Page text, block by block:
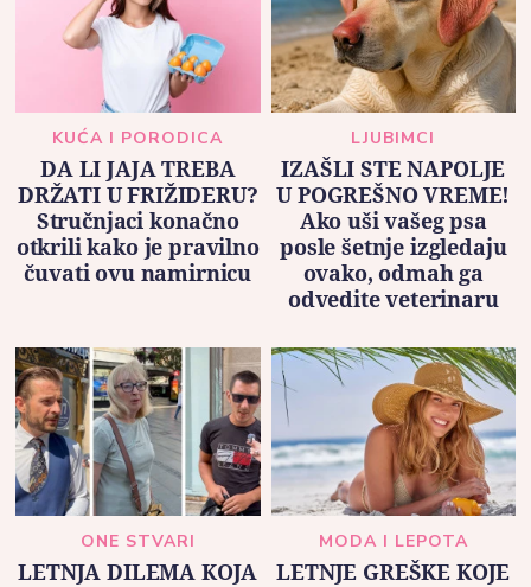
KUĆA I PORODICA
DA LI JAJA TREBA
DRŽATI U FRIŽIDERU?
Stručnjaci konačno
otkrili kako je pravilno
čuvati ovu namirnicu
LJUBIMCI
IZAŠLI STE NAPOLJE
U POGREŠNO VREME!
Ako uši vašeg psa
posle šetnje izgledaju
ovako, odmah ga
odvedite veterinaru
ONE STVARI
LETNJA DILEMA KOJA
MODA I LEPOTA
LETNJE GREŠKE KOJE